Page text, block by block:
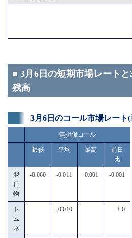
■ 3月6日の短期市場レート
残高
3月6日のコール市場レート
無担保コール
最低 平均 最高
前日
比
翌
日
物
-0.060 -0.011 0.001 -0.001
ト
ム
ネ
-0.010 ± 0